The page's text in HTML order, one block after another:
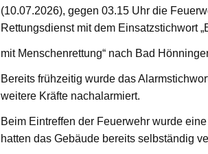
(10.07.2026), gegen 03.15 Uhr die
Rettungsdienst mit dem Einsatzstichwort
mit Menschenrettung“ nach Bad
Bereits frühzeitig wurde das
weitere Kräfte nachalarmiert.
Beim Eintreffen der Feuerwehr wurde
hatten das Gebäude bereits selbständig